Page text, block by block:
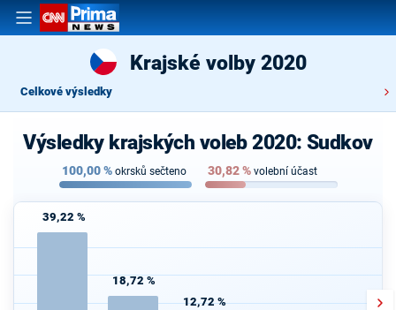
Krajské volby 2020
Celkové výsledky
Výsledky krajských voleb 2020: Sudkov
100,00% okrsků sečteno 30,82% volební účast
39,22 %
18,72 %
12,72 %